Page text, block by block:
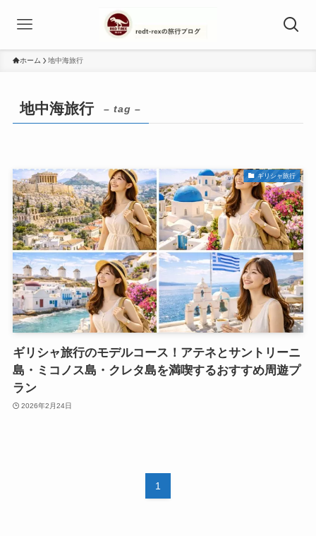
ホーム 地中海旅行
地中海旅行 – tag –
ギリシャ旅行
ギリシャ旅行のモデルコース！アテネとサントリーニ
島・ミコノス島・クレタ島を満喫するおすすめ周遊プ
ラン
2026年2月24日
1